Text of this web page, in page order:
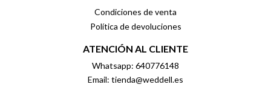
Condiciones de venta
Política de devoluciones
ATENCIÓN AL CLIENTE
Whatsapp: 640776148
Email: tienda@weddell.es